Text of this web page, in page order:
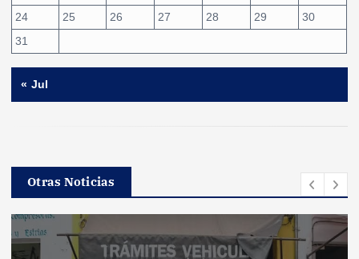
24
25 26 27 28 29
30
31
« Jul
Otras Noticias